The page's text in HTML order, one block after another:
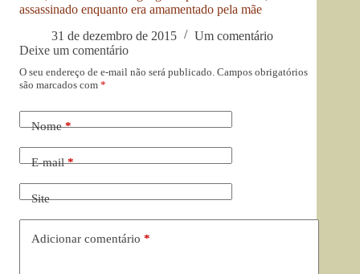
assassinado enquanto era amamentado pela mãe
31 de dezembro de 2015
Um comentário
Deixe um comentário
O seu endereço de e-mail não será publicado. Campos obrigatórios
são marcados com *
Nome*
E-mail*
Site
Adicionar comentário *